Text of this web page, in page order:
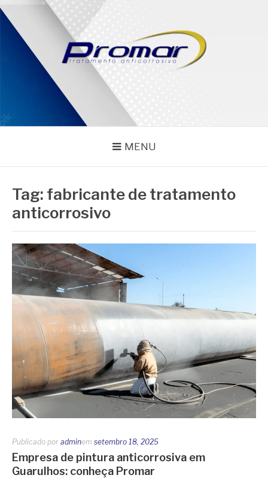
Pular
para
conteúdo
PROMAR
MENU
Tag: fabricante de tratamento
anticorrosivo
Publicado por adminem setembro 18, 2025
Empresa de pintura anticorrosiva em
Guarulhos: conheça Promar